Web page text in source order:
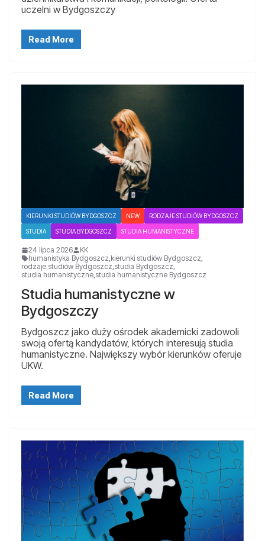
uczelni w Bydgoszczy
Read More
KIERUNKI STUDIÓW BYDGOSZCZ NEW RODZAJE STUDIÓW BYDGOSZCZ
STUDIA STUDIA BYDGOSZCZ STUDIA HUMANISTYCZNE
24 lipca 2026
KK
humanistyka Bydgoszcz,kierunki studiów Bydgoszcz,
rodzaje studiów Bydgoszcz,studia Bydgoszcz,
studia humanistyczne,studia humanistyczne Bydgoszcz
Studia humanistyczne w
Bydgoszczy
Bydgoszcz jako duży ośrodek akademicki zadowoli
swoją ofertą kandydatów, których interesują studia
humanistyczne. Największy wybór kierunków oferuje
UKW.
Read More